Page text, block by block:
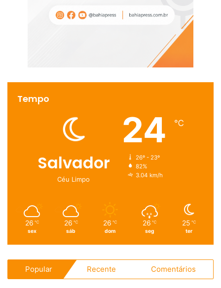
Tempo
Salvador
Céu Limpo
24 ℃
26º - 23º
82%
3.04 km/h
26 ℃
sex
26 ℃
sáb
26 ℃
dom
26 ℃
seg
25 ℃
ter
Popular Recente Comentários